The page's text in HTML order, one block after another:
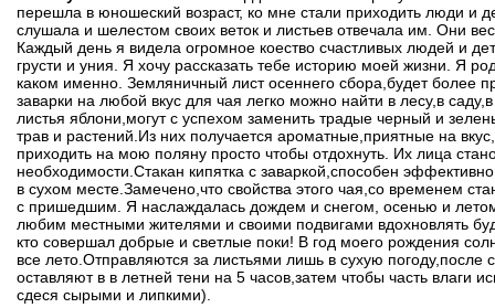
перешла в юношеский возраст, ко мне стали приходить люди
слушала и шелестом своих веток и листьев отвечала им. Они
Каждый день я видела огромное коество счастливых людей и
грусти и уния. Я хочу рассказать тебе историю моей жизни. Я
каком именно. Земляничный лист осеннего сбора,будет более
заварки на любой вкус для чая легко можно найти в лесу,в
листья яблони,могут с успехом заменить традые черный и
трав и растений.Из них получается ароматные,приятные на
приходить на мою поляну просто чтобы отдохнуть. Их лица
необходимости.Стакан кипятка с заваркой,способен
в сухом месте.Замечено,что свойства этого чая,со временем
с пришедшим. Я наслаждалась дождем и снегом, осенью и
любим местными жителями и своими подвигами вдохновлять
кто совершал добрые и светлые поки! В год моего рождения
все лето.Отправляются за листьями лишь в сухую
оставляют в в летней тени на 5 часов,затем чтобы часть влаги
сдеся сырыми и липкими).